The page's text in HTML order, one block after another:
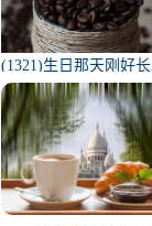
(1321)生日那天刚好
去世（父亲在我生日
意味着）